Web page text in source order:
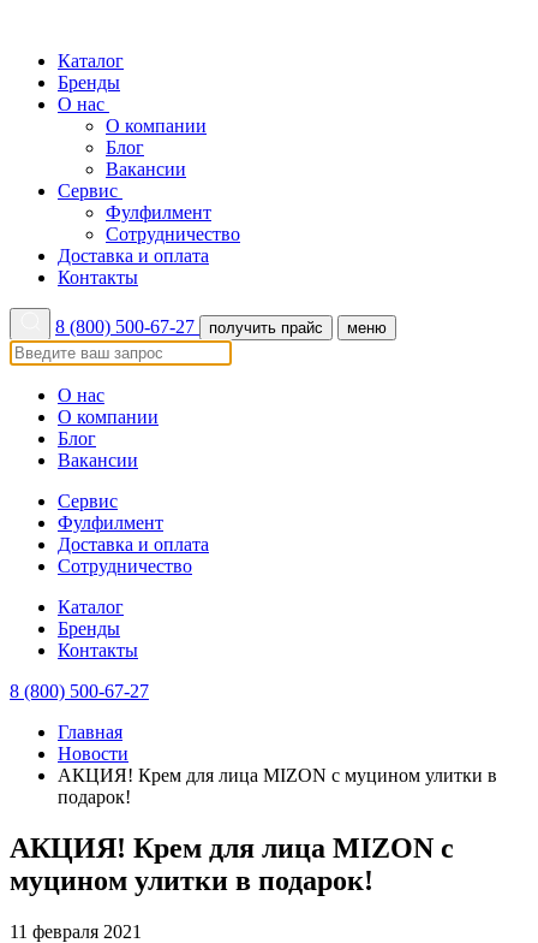
Каталог
Бренды
О нас
О компании
Блог
Вакансии
Сервис
Фулфилмент
Сотрудничество
Доставка и оплата
Контакты
8 (800) 500-67-27 получить прайс меню
О нас
О компании
Блог
Вакансии
Сервис
Фулфилмент
Доставка и оплата
Сотрудничество
Каталог
Бренды
Контакты
8 (800) 500-67-27
Главная
Новости
АКЦИЯ! Крем для лица MIZON с муцином улитки в
подарок!
АКЦИЯ! Крем для лица MIZON с
муцином улитки в подарок!
11 февраля 2021